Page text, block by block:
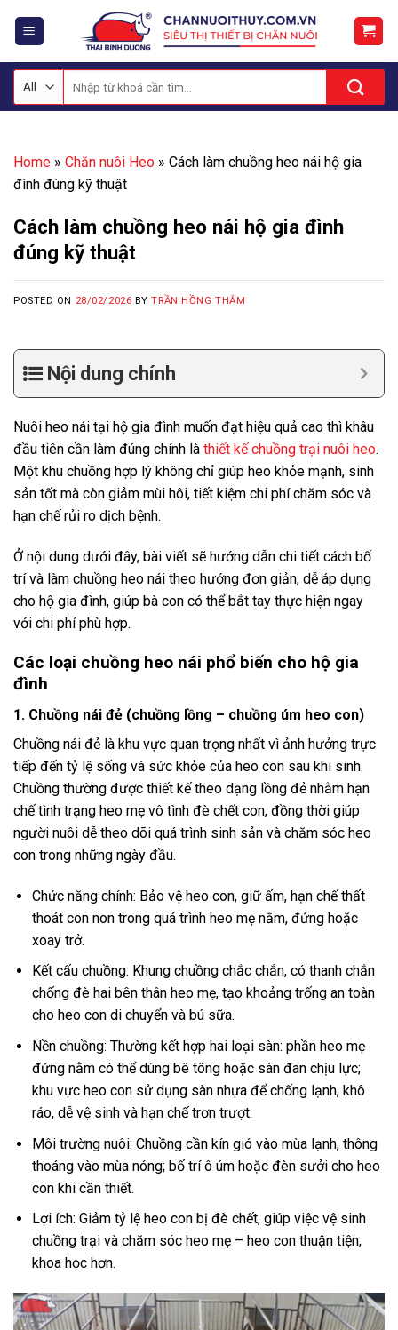
kiếm:
Home » Chăn nuôi Heo » Cách làm chuồng heo nái hộ gia
đình đúng kỹ thuật
Cách làm chuồng heo nái hộ gia đình
đúng kỹ thuật
POSTED ON 28/02/2026 BYTRẦN HỒNG THẮM
Nội dung chính
Nuôi heo nái tại hộ gia đình muốn đạt hiệu quả cao thì khâu
đầu tiên cần làm đúng chính là thiết kế chuồng trại nuôi heo.
Một khu chuồng hợp lý không chỉ giúp heo khỏe mạnh, sinh
sản tốt mà còn giảm mùi hôi, tiết kiệm chi phí chăm sóc và
hạn chế rủi ro dịch bệnh.
Ở nội dung dưới đây, bài viết sẽ hướng dẫn chi tiết cách bố
trí và làm chuồng heo nái theo hướng đơn giản, dễ áp dụng
cho hộ gia đình, giúp bà con có thể bắt tay thực hiện ngay
với chi phí phù hợp.
Các loại chuồng heo nái phổ biến cho hộ gia
đình
1. Chuồng nái đẻ (chuồng lồng – chuồng úm heo con)
Chuồng nái đẻ là khu vực quan trọng nhất vì ảnh hưởng trực
tiếp đến tỷ lệ sống và sức khỏe của heo con sau khi sinh.
Chuồng thường được thiết kế theo dạng lồng đẻ nhằm hạn
chế tình trạng heo mẹ vô tình đè chết con, đồng thời giúp
người nuôi dễ theo dõi quá trình sinh sản và chăm sóc heo
con trong những ngày đầu.
Chức năng chính: Bảo vệ heo con, giữ ấm, hạn chế thất
thoát con non trong quá trình heo mẹ nằm, đứng hoặc
xoay trở.
Kết cấu chuồng: Khung chuồng chắc chắn, có thanh chắn
chống đè hai bên thân heo mẹ, tạo khoảng trống an toàn
cho heo con di chuyển và bú sữa.
Nền chuồng: Thường kết hợp hai loại sàn: phần heo mẹ
đứng nằm có thể dùng bê tông hoặc sàn đan chịu lực;
khu vực heo con sử dụng sàn nhựa để chống lạnh, khô
ráo, dễ vệ sinh và hạn chế trơn trượt.
Môi trường nuôi: Chuồng cần kín gió vào mùa lạnh, thông
thoáng vào mùa nóng; bố trí ô úm hoặc đèn sưởi cho heo
con khi cần thiết.
Lợi ích: Giảm tỷ lệ heo con bị đè chết, giúp việc vệ sinh
chuồng trại và chăm sóc heo mẹ – heo con thuận tiện,
khoa học hơn.